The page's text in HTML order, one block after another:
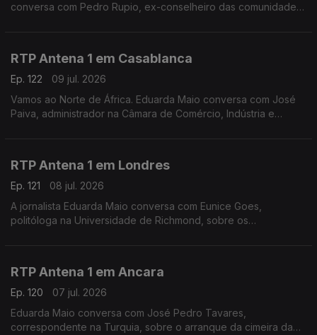
conversa com Pedro Rupio, ex-conselheiro das comunidades
RTP Antena 1 em Casablanca
Ep. 122
09 jul. 2026
Vamos ao Norte de África. Eduarda Maio conversa com José
Paiva, administrador na Câmara de Comércio, Indústria e
RTP Antena 1 em Londres
Ep. 121
08 jul. 2026
A jornalista Eduarda Maio conversa com Eunice Goes,
politóloga na Universidade de Richmond, sobre os
RTP Antena 1 em Ancara
Ep. 120
07 jul. 2026
Eduarda Maio conversa com José Pedro Tavares,
correspondente na Turquia, sobre o arranque da cimeira da